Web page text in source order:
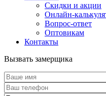
Скидки и акции
Онлайн-
Вопрос-ответ
Оптовикам
Контакты
Вызвать замерщика